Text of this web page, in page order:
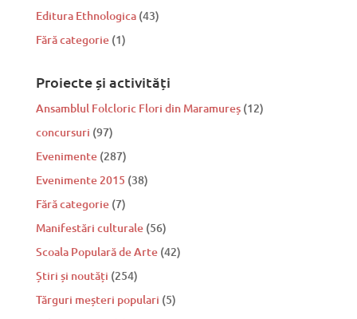
Editura Ethnologica (43)
Fără categorie (1)
Proiecte și activități
Ansamblul Folcloric Flori din Maramureș(12)
concursuri (97)
Evenimente(287)
Evenimente 2015 (38)
Fără categorie(7)
Manifestări culturale(56)
Scoala Populară de Arte(42)
Știri și noutăți (254)
Tărguri meșteri populari (5)